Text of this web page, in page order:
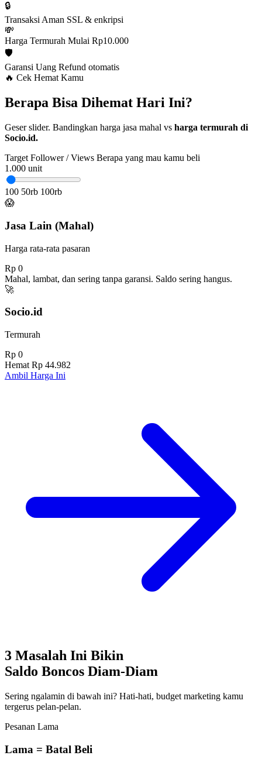
🔒
Transaksi Aman SSL & enkripsi
💸
Harga Termurah Mulai Rp10.000
🛡️
Garansi Uang Refund otomatis
🔥 Cek Hemat Kamu
Berapa Bisa Dihemat Hari Ini?
Geser slider. Bandingkan harga jasa mahal vs harga termurah di
Socio.id.
Target Follower / Views Berapa yang mau kamu beli
1.000 unit
100 50rb 100rb
😱
Jasa Lain (Mahal)
Harga rata-rata pasaran
Rp 0
Mahal, lambat, dan sering tanpa garansi. Saldo sering hangus.
🚀
Socio.id
Termurah
Rp 0
Hemat Rp 44.982
Ambil Harga Ini
3 Masalah Ini Bikin
Saldo Boncos Diam-Diam
Sering ngalamin di bawah ini? Hati-hati, budget marketing kamu
tergerus pelan-pelan.
Pesanan Lama
Lama = Batal Beli